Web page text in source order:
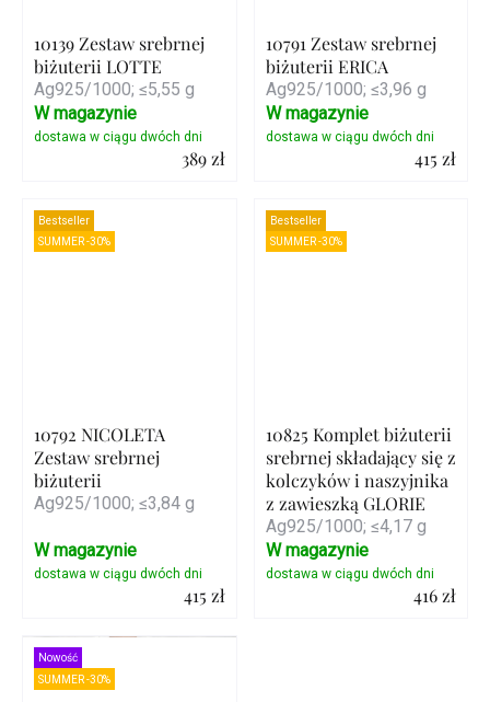
10139 Zestaw srebrnej
biżuterii LOTTE
Ag925/1000; ≤5,55 g
389 zł
W magazynie
10791 Zestaw srebrnej
biżuterii ERICA
Ag925/1000; ≤3,96 g
415 zł
W magazynie
Bestseller
SUMMER -30%
10792 NICOLETA
Zestaw srebrnej
biżuterii
Ag925/1000; ≤3,84 g
415 zł
Szczegóły
W magazynie
Bestseller
SUMMER -30%
10825 Komplet biżuterii
srebrnej składający się z
kolczyków i naszyjnika
z zawieszką GLORIE
Ag925/1000; ≤4,17 g
416 zł
W magazynie
Nowość
SUMMER -30%